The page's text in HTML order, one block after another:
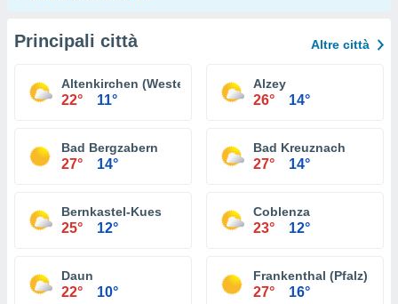
Principali città Altre città
Altenkirchen (Westerwald)
22° 11°
Alzey
26° 14°
Bad Bergzabern
27° 14°
Bad Kreuznach
27° 14°
Bernkastel-Kues
25° 12°
Coblenza
23° 12°
Daun
22° 10°
Frankenthal (Pfalz)
27° 16°